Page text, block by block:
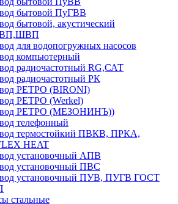
бытовой ПуГВВ
бытовой, акустический
для водопогружных насосов
компьютерный
радиочастотный RG,САТ
радиочастотный РК
РЕТРО (BIRONI)
РЕТРО (Werkel)
РЕТРО (МЕЗОНИНЪ))
телефонный
термостойкий ПВКВ, ПРКА,
HEAT
установочный АПВ
установочный ПВС
установочный ПУВ, ПУГВ ГОСТ
стальные